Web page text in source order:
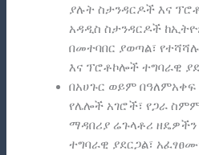
ያሉት ስታንዳርዶች እና
አዳዲስ ስታንዳርዶች
በመተባበር ያወጣል፣
እና ፕሮቶኮሎች ተግባራዊ
በአሀጉር ወይም
የሌሎች አገሮች፣ የጋራ
ማዳበሪያ ሬጉላቶሪ
ተግባራዊ ያደርጋል፣